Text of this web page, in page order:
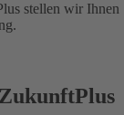
stellen wir Ihnen